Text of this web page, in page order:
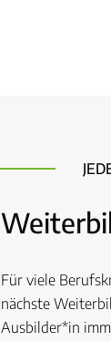
Für viele
nächste
Ausbilder*in